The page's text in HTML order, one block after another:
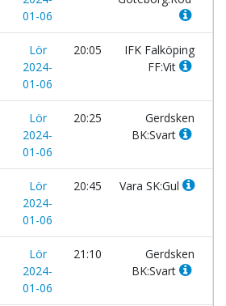
01-06
Lör
2024-
01-06
20:05
IFK Falköping
FF:Vit
Lör
2024-
01-06
20:25
Gerdsken
BK:Svart
Lör
2024-
01-06
20:45 Vara SK:Gul
Lör
2024-
01-06
21:10
Gerdsken
BK:Svart